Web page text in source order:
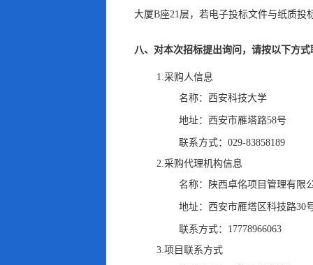
大厦B座21层， 若电子投标文件与纸质投
八、对本次招标提出询问 ， 请按以下方式
1.采购人信息
名称： 西安科技大学
地址： 西安市雁塔路58号
联系方式： 029-83858189
2.采购代理机构信息
名称：
陕西卓佲项目管理有限
地址： 西安市雁塔区科技路30
联系方式： 17778966063
3.项目联系方式